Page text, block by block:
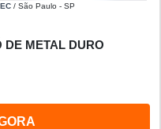
/ São Paulo - SP
DE METAL DURO